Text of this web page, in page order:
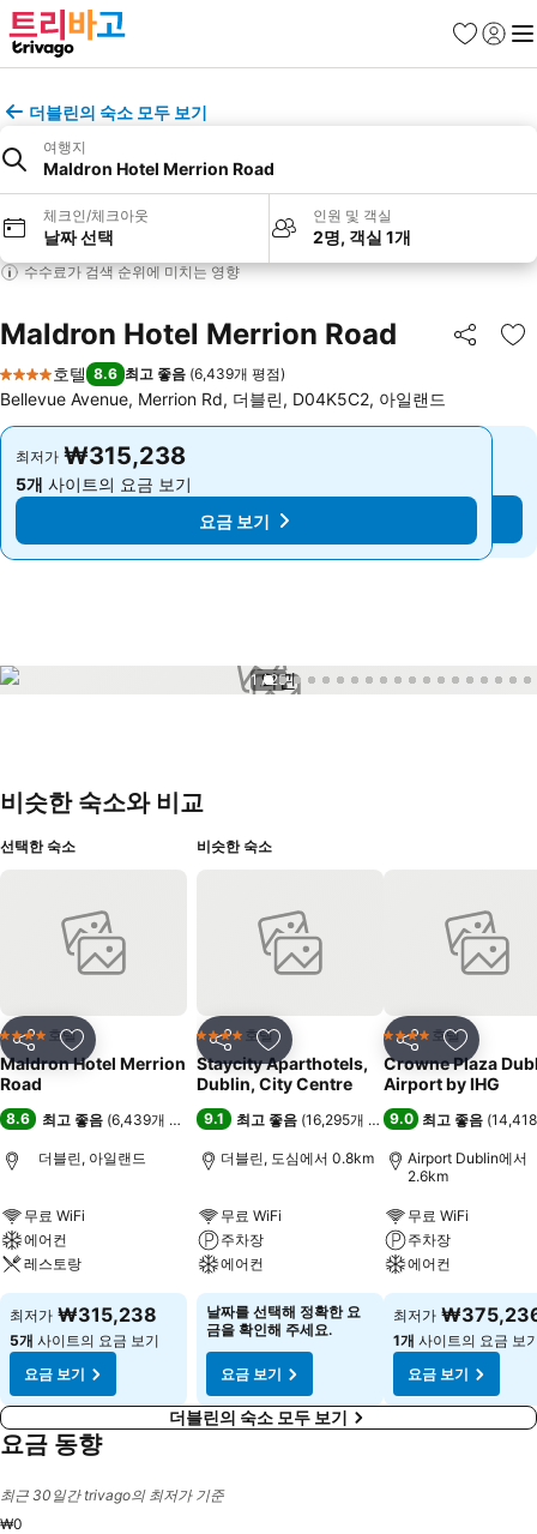
즐겨찾기
로그인
메
더블린의 숙소 모두 보기
여행지
Maldron Hotel Merrion Road
체크인/체크아웃
날짜 선택
인원 및 객실
2명, 객실 1개
수수료가 검색 순위에 미치는 영향
Maldron Hotel Merrion Road 공유
즐
4 성급
호텔 8.6 최고 좋음 (6,439개 평점)
Bellevue Avenue, Merrion Rd, 더블린, D04K5C2, 아일랜드
최저가 ₩315,238
5개 사이트의 요금 보기
요금 보기
최저가 ₩315,238
5개 사이트의 요금 보기
요금 보기
1 / 25
비슷한 숙소와 비교
선택한 숙소
공유 즐겨찾기에 추가
4 성급 호텔
Maldron Hotel Merrion
Road
8.6 최고 좋음 (6,439개 평점)
더블린, 아일랜드
무료 WiFi
에어컨
레스토랑
최저가 ₩315,238
5개 사이트의 요금 보기
요금 보기
비슷한 숙소
공유 즐겨찾기에 추가
4 성급 호텔
Staycity Aparthotels,
Dublin, City Centre
9.1 최고 좋음 (16,295개 평점)
더블린, 도심에서 0.8km
무료 WiFi
주차장
에어컨
날짜를 선택해 정확한 요
금을 확인해 주세요.
요금 보기
공유 즐겨찾기
4 성급 호텔
Crowne Plaza
Airport by IHG
9.0 최고 좋음 (
Airport Dublin에서
2.6km
무료 WiFi
주차장
에어컨
최저가
1개 사이트의 요금 보
요금 보기
더블린의 숙소 모두 보기
요금 동향
최근 30일간 trivago의 최저가 기준
₩0